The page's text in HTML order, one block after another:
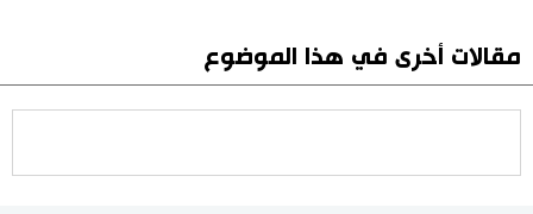
مقالات أخرى في هذا الموضوع